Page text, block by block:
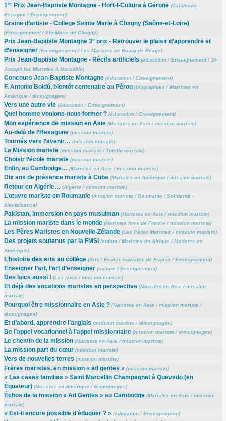
1erPrix Jean-Baptiste Montagne - Hort-I-Cultura à Gérone (Catalogne -
Espagne/Enseignement)
Graine d’artiste - College Sainte Marie à Chagny (Saône-et-Loire)
(Enseignement/Ste-Marie de Chagny)
Prix Jean-Baptiste Montagne 3eprix - Retrouver le plaisir d’apprendre et
d’enseigner (Enseignement/Les Maristes de Bourg de Péage)
Prix Jean-Baptiste Montagne - Récifs artificiels (éducation/Enseignement/St-
Joseph les Maristes à Marseille)
Concours Jean-Baptiste Montagne (éducation/Enseignement)
F. Antonio Boldú, bientôt centenaire au Pérou (biographies /Maristes en
Amérique/témoignages)
Vers une autre vie (éducation/Enseignement)
Quel homme voulons-nous former ? (éducation/Enseignement)
Mon expérience de mission en Asie (Maristes en Asie/mission mariste)
Au-delà de l’Hexagone (mission mariste)
Tournés vers l’avenir… (mission mariste)
La Mission mariste (mission mariste/ Tutelle mariste)
Choisir l’école mariste (mission mariste)
Enfin, au Cambodge… (Maristes en Asie/mission mariste)
Dix ans de présence mariste à Cuba (Maristes en Amérique/mission mariste)
Retour en Algérie… (Algérie/mission mariste)
L’œuvre mariste en Roumanie (mission mariste/Roumanie/Solidarité -
bienfaisance)
Pakistan, immersion en pays musulman (Maristes en Asie/mission mariste)
La mission mariste dans le monde (Maristes hors de France/mission mariste)
Les Pères Maristes en Nouvelle-Zélande (Les Pères Maristes /mission mariste)
Des projets soutenus par la FMSI (enfant/Maristes en Afrique/Maristes en
Amérique)
L’histoire des arts au collège (Arts /Ecoles maristes de France/Enseignement)
Enseigner l’art, l’art d’enseigner (culture/Enseignement)
Des laïcs aussi ! (Les laïcs /mission mariste)
Et déjà des vocations maristes en perspective (Maristes en Asie/mission
mariste)
Pourquoi être missionnaire en Asie ? (Maristes en Asie/mission mariste/
témoignages)
Et d’abord, apprendre l’anglais (mission mariste/témoignages)
De l’appel vocationnel à l’appel missionnaire (mission mariste/témoignages)
Le chemin de la mission (Maristes en Asie/mission mariste)
La mission part du cœur (mission mariste)
Vers de nouvelles terres (mission mariste)
Frères maristes, en mission « ad gentes » (mission mariste)
« Las casas familias » Saint Marcellin Champagnat à Quevedo (en
Équateur) (Maristes en Amérique/témoignages)
Échos de la mission « Ad Gentes » au Cambodge (Maristes en Asie/mission
mariste)
« Est-il encore possible d’éduquer ? » (éducation/Enseignement)